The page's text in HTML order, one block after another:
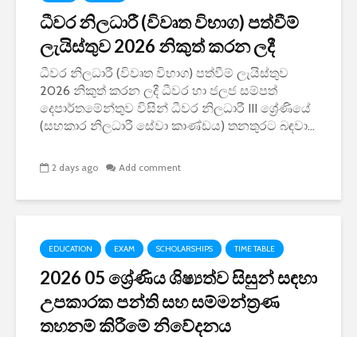
ධීවර නිලධාරී (විවෘත විභාග) පත්වීම්
ලැයිස්තුව 2026 නිකුත් කරන ලදී
ධීවර නිලධාරී (විවෘත විභාග) පත්වීම් ලැයිස්තුව
2026 නිකුත් කරන ලදී ධීවර හා ජලජ සම්පත්
දෙපාර්තමේන්තුව විසින් ධීවර නිලධාරී III ශ්‍රේණියේ
(සහකාර නිලධාරී සේවා කාණ්ඩය) තනතුරට බඳවා...
2 days ago Add comment
EDUCATION EXAM SCHOLARSHIPS TIME TABLE
2026 05 ශ්‍රේණිය ශිෂ්‍යත්ව සිසුන් සඳහා
උපකාරක පන්ති සහ සම්මන්ත්‍රණ
තහනම් කිරීමේ නිවේදනය